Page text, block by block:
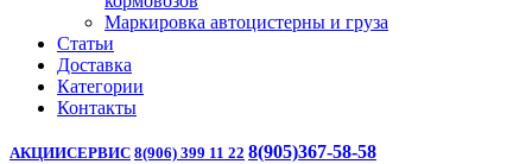
Маркировка автоцистерны и груза
Статьи
Доставка
Категории
Контакты
АКЦИИСЕРВИС 8(906) 399 11 22 8(905)367-58-58